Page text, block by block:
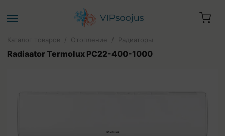
Каталог товаров / Отопление / Радиаторы
Radiaator Termolux PC22-400-1000